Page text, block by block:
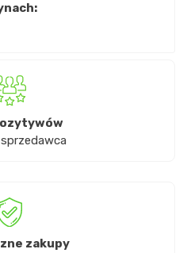
zakupy